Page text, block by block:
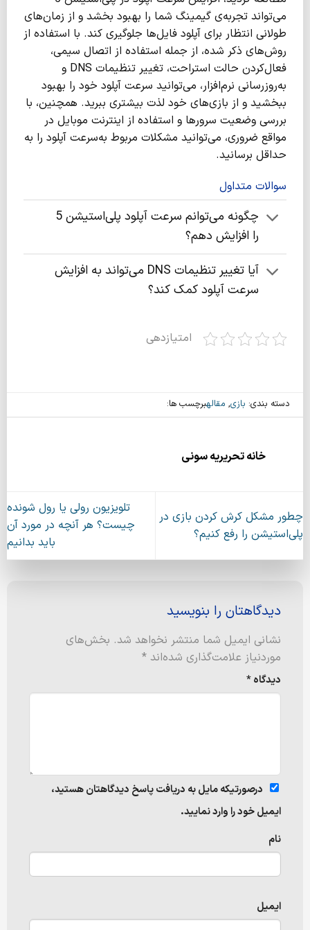
می‌تواند تجربه‌ی گیمینگ شما را بهبود بخشد و از زمان‌های
طولانی انتظار برای آپلود فایل‌ها جلوگیری کند. با استفاده از
روش‌های ذکر شده، از جمله استفاده از اتصال سیمی،
فعال‌کردن حالت استراحت، تغییر تنظیمات DNS و
به‌روزرسانی نرم‌افزار، می‌توانید سرعت آپلود خود را بهبود
ببخشید و از بازی‌های خود لذت بیشتری ببرید. همچنین، با
بررسی وضعیت سرورها و استفاده از اینترنت موبایل در
مواقع ضروری، می‌توانید مشکلات مربوط به‌سرعت آپلود را به
حداقل برسانید.
سوالات متداول
چگونه می‌توانم سرعت آپلود پلی‌استیشن 5
را افزایش دهم؟
آیا تغییر تنظیمات DNS می‌تواند به افزایش
سرعت آپلود کمک کند؟
امتیازدهی
دسته بندی: بازی, مقالهبرچسب ها:
خانه تحریریه سونی
چطور مشکل کرش کردن بازی در
پلی‌استیشن را رفع کنیم؟
تلویزیون رولی یا رول شونده
چیست؟ هر آنچه در مورد آن
باید بدانیم
دیدگاهتان را بنویسید
نشانی ایمیل شما منتشر نخواهد شد. بخش‌های
موردنیاز علامت‌گذاری شده‌اند *
دیدگاه*
درصورتیکه مایل به دریافت پاسخ دیدگاهتان هستید،
ایمیل خود را وارد نمایید.
نام
ایمیل